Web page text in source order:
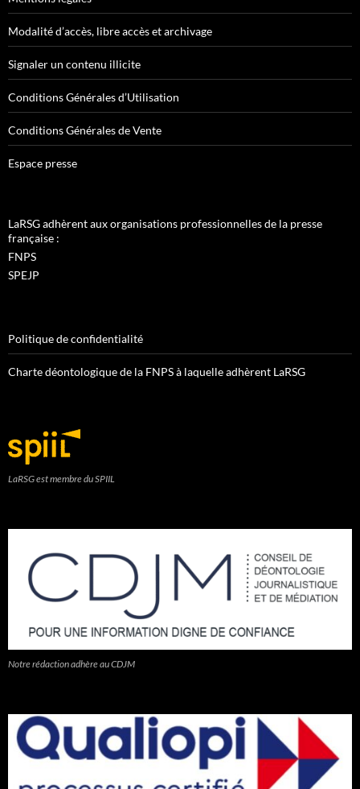
Modalité d’accès, libre accès et archivage
Signaler un contenu illicite
Conditions Générales d’Utilisation
Conditions Générales de Vente
Espace presse
LaRSG adhèrent aux organisations professionnelles de la presse
française :
FNPS
SPEJP
Politique de confidentialité
Charte déontologique de la FNPS à laquelle adhèrent LaRSG
LaRSG est membre du SPIIL
Notre rédaction adhère au CDJM